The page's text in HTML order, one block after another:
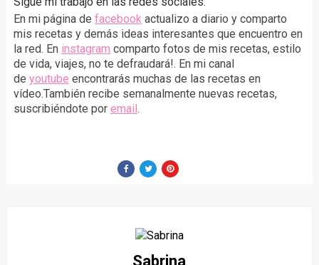
En mi página de facebookactualizo a diario y comparto
mis recetas y demás ideas interesantes que encuentro en
la red. En instagram comparto fotos de mis recetas, estilo
de vida, viajes, no te defraudará!. En mi canal
de youtube encontrarás muchas de las recetas en
vídeo.También recibe semanalmente nuevas recetas,
suscribiéndote por email .
Sabrina